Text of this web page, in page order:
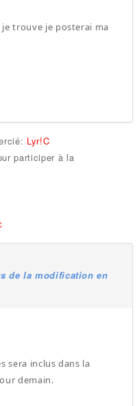
je trouve je posterai ma
Lyr!C
participer à la
de la modification en
sera inclus dans la
demain.